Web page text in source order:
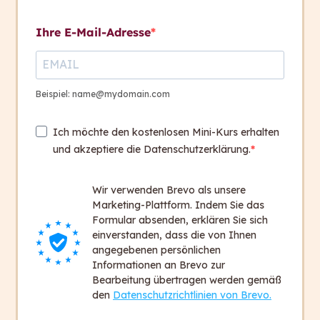
Vertrieb von capito
digital
5
Kontakt
+ 43 316 393 449
Headquarter
Heinrichstraße 145
Newsletter
Bleiben Sie auf dem Laufenden!
Zum Newsletter anmelden
Ihre E-Mail-Adresse
Beispiel: name@mydomain.com
Ich möchte den kostenlosen Mini-Kurs erhalten
und akzeptiere die Datenschutzerklärung.
Wir verwenden Brevo als unsere
Marketing-Plattform. Indem Sie das
Formular absenden, erklären Sie sich
einverstanden, dass die von Ihnen
angegebenen persönlichen
Informationen an Brevo zur
Bearbeitung übertragen werden gemäß
den Datenschutzrichtlinien von Brevo.